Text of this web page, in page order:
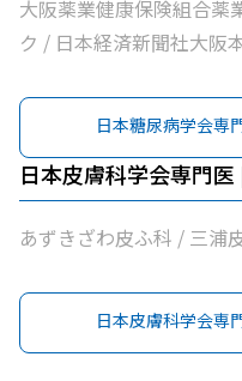
大阪薬業健康保険組合薬
ク / 日本経済新聞社大阪
日本糖尿病学会専
日本皮膚科学会専門医
あずきざわ皮ふ科 / 三浦
日本皮膚科学会専